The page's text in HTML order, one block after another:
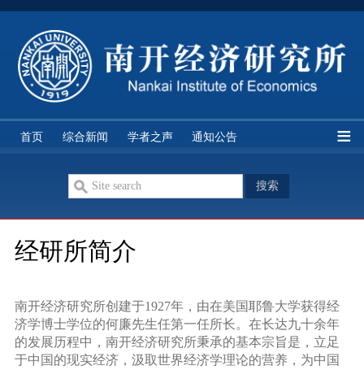
经研所简介 研究队伍 学科分类 研究机构
首页 综合新闻 学者之声 通知公告
经研所简介
南开经济研究所创建于1927年，由在美国耶鲁大学获得经
济学博士学位的何廉先生任第一任所长。在长达九十余年
的发展历程中，南开经济研究所秉承的基本宗旨是，立足
于中国的现实经济，汲取世界经济学理论的营养，为中国